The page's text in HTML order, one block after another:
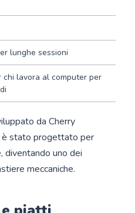
lunghe sessioni
chi lavora al computer per
da Cherry
è stato progettato per
diventando uno dei
meccaniche.